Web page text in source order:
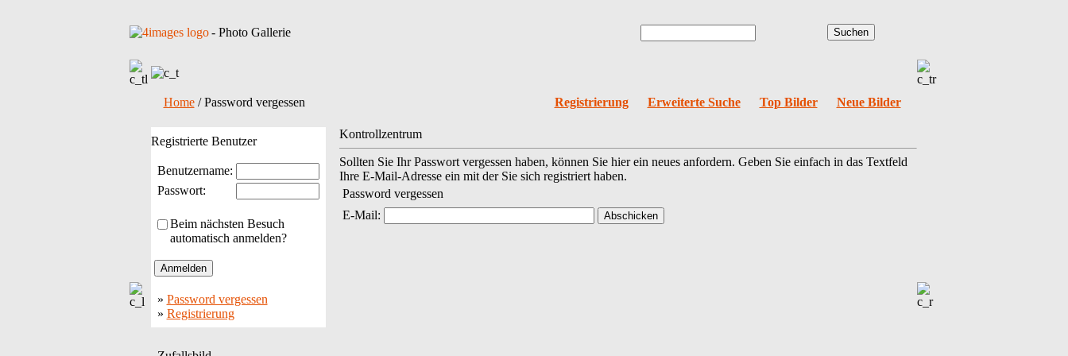
- Photo Gallerie
Home/ Password vergessen Registrierung Erweiterte Suche Top Bilder Neue Bilder
Registrierte Benutzer
Benutzername:
Passwort:
Beim nächsten Besuch
automatisch anmelden?
» Password vergessen
» Registrierung
Kontrollzentrum
Sollten Sie Ihr Passwort vergessen haben, können Sie hier ein neues anfordern. Geben Sie einfach in das Textfeld
Ihre E-Mail-Adresse ein mit der Sie sich registriert haben.
Password vergessen
E-Mail: